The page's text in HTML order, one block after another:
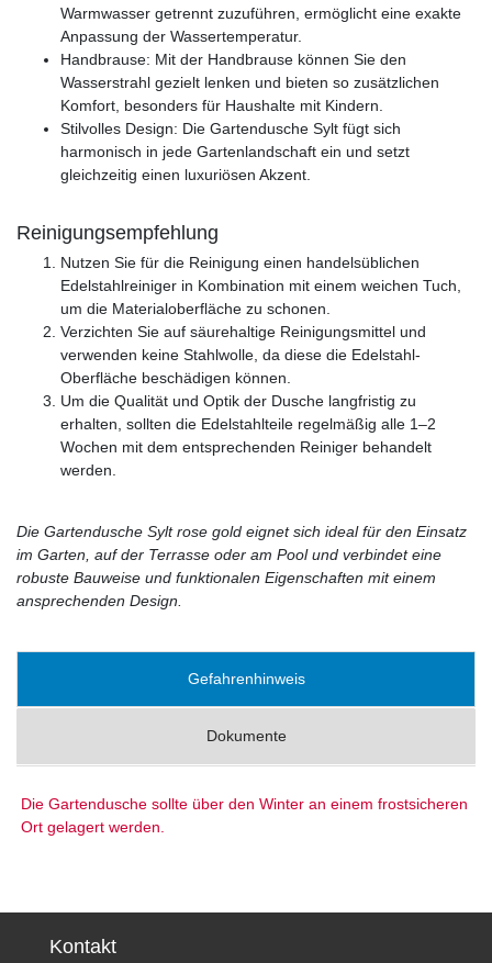
Warmwasser getrennt zuzuführen, ermöglicht eine exakte
Anpassung der Wassertemperatur.
Handbrause: Mit der Handbrause können Sie den
Wasserstrahl gezielt lenken und bieten so zusätzlichen
Komfort, besonders für Haushalte mit Kindern.
Stilvolles Design: Die Gartendusche Sylt fügt sich
harmonisch in jede Gartenlandschaft ein und setzt
gleichzeitig einen luxuriösen Akzent.
Reinigungsempfehlung
Nutzen Sie für die Reinigung einen handelsüblichen
Edelstahlreiniger in Kombination mit einem weichen Tuch,
um die Materialoberfläche zu schonen.
Verzichten Sie auf säurehaltige Reinigungsmittel und
verwenden keine Stahlwolle, da diese die Edelstahl-
Oberfläche beschädigen können.
Um die Qualität und Optik der Dusche langfristig zu
erhalten, sollten die Edelstahlteile regelmäßig alle 1–2
Wochen mit dem entsprechenden Reiniger behandelt
werden.
Die Gartendusche Sylt rose gold eignet sich ideal für den Einsatz
im Garten, auf der Terrasse oder am Pool und verbindet eine
robuste Bauweise und funktionalen Eigenschaften mit einem
ansprechenden Design.
Gefahrenhinweis
Dokumente
Die Gartendusche sollte über den Winter an einem frostsicheren
Ort gelagert werden.
Kontakt